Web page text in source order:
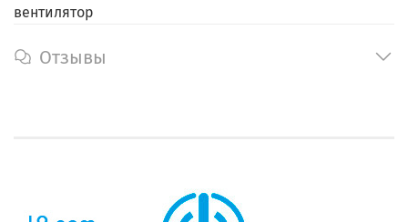
вентилятор
Отзывы